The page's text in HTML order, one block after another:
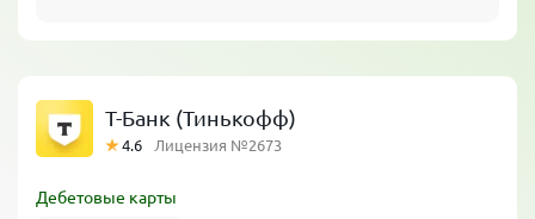
Т-Банк (Тинькофф)
4.6 Лицензия №2673
Дебетовые карты